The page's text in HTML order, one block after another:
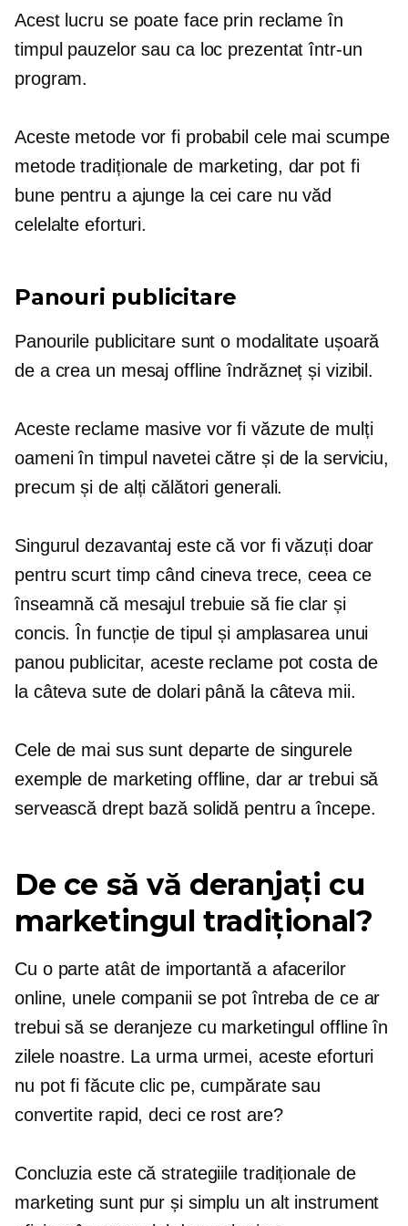
Acest lucru se poate face prin reclame în
timpul pauzelor sau ca loc prezentat într-un
program.
Aceste metode vor fi probabil cele mai scumpe
metode tradiționale de marketing, dar pot fi
bune pentru a ajunge la cei care nu văd
celelalte eforturi.
Panouri publicitare
Panourile publicitare sunt o modalitate ușoară
de a crea un mesaj offline îndrăzneț și vizibil.
Aceste reclame masive vor fi văzute de mulți
oameni în timpul navetei către și de la serviciu,
precum și de alți călători generali.
Singurul dezavantaj este că vor fi văzuți doar
pentru scurt timp când cineva trece, ceea ce
înseamnă că mesajul trebuie să fie clar și
concis. În funcție de tipul și amplasarea unui
panou publicitar, aceste reclame pot costa de
la câteva sute de dolari până la câteva mii.
Cele de mai sus sunt departe de singurele
exemple de marketing offline, dar ar trebui să
servească drept bază solidă pentru a începe.
De ce să vă deranjați cu
marketingul tradițional?
Cu o parte atât de importantă a afacerilor
online, unele companii se pot întreba de ce ar
trebui să se deranjeze cu marketingul offline în
zilele noastre. La urma urmei, aceste eforturi
nu pot fi făcute clic pe, cumpărate sau
convertite rapid, deci ce rost are?
Concluzia este că strategiile tradiționale de
marketing sunt pur și simplu un alt instrument